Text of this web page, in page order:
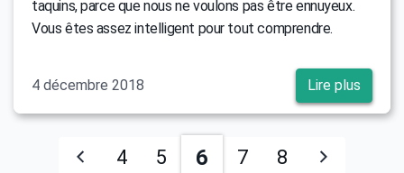
taquins, parce que nous ne voulons pas être ennuyeux.
Vous êtes assez intelligent pour tout comprendre.
4 décembre 2018 Lire plus
4 5 6 7 8